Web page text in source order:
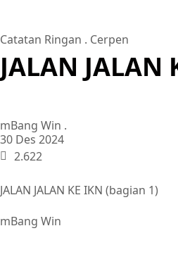
Catatan Ringan . Cerpen
JALAN JALAN
mBang Win .
30 Des 2024
2.622
JALAN JALAN KE IKN (bagian 1)
mBang Win